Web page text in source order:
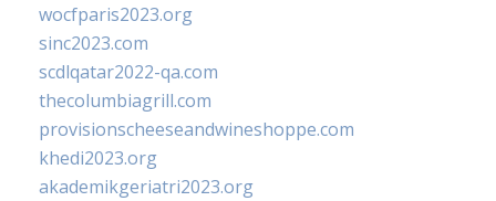
wocfparis2023.org
sinc2023.com
scdlqatar2022-qa.com
thecolumbiagrill.com
provisionscheeseandwineshoppe.com
khedi2023.org
akademikgeriatri2023.org